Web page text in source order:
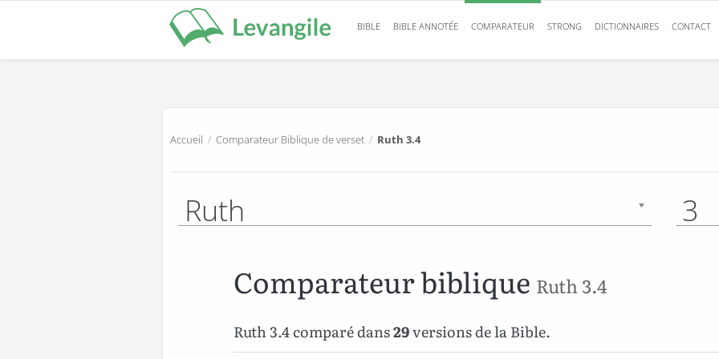
BIBLE BIBLE ANNOTÉE COMPARATEUR STRONG DICTIONNAIRES CONTACT
Accueil / Comparateur Biblique de verset / Ruth 3.4
Ruth 3
Comparateur biblique Ruth 3.4
Ruth 3.4 comparé dans29versions de la Bible.